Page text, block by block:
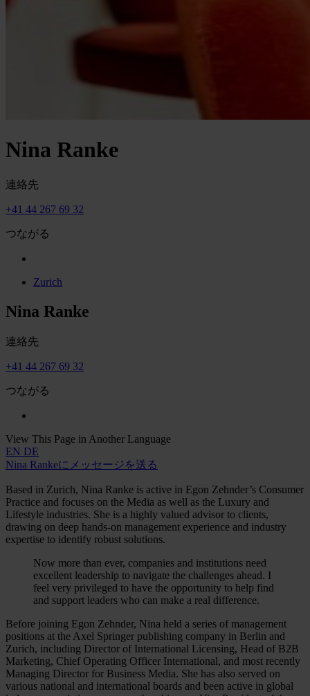
Nina Ranke
連絡先
+41 44 267 69 32
つながる
Zurich
Nina Ranke
連絡先
+41 44 267 69 32
つながる
View This Page in Another Language
EN DE
Nina Rankeにメッセージを送る
Based in Zurich, Nina Ranke is active in Egon Zehnder’s Consumer
Practice and focuses on the Media as well as the Luxury and
Lifestyle industries. She is a highly valued advisor to clients,
drawing on deep hands-on management experience and industry
expertise to identify robust solutions.
Now more than ever, companies and institutions need
excellent leadership to navigate the challenges ahead. I
feel very privileged to have the opportunity to help find
and support leaders who can make a real difference.
Before joining Egon Zehnder, Nina held a series of management
positions at the Axel Springer publishing company in Berlin and
Zurich, including Director of International Licensing, Head of B2B
Marketing, Chief Operating Officer International, and most recently
Managing Director for Business Media. She has also served on
various national and international boards and been active in global